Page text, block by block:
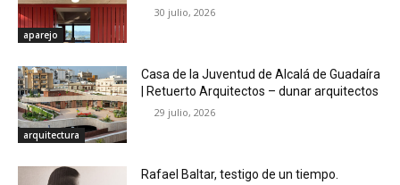
aparejo
30 julio, 2026
arquitectura
Casa de la Juventud de Alcalá de Guadaíra
| Retuerto Arquitectos – dunar arquitectos
29 julio, 2026
Rafael Baltar, testigo de un tiempo.